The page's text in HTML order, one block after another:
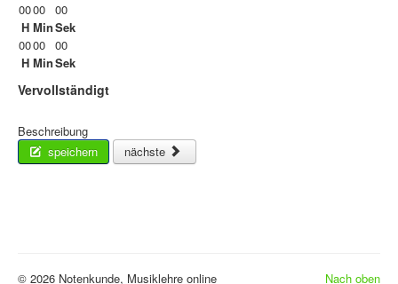
0000 00
H MinSek
0000 00
H MinSek
Vervollständigt
Beschreibung
speichern
nächste
Nach oben
© 2026 Notenkunde, Musiklehre online